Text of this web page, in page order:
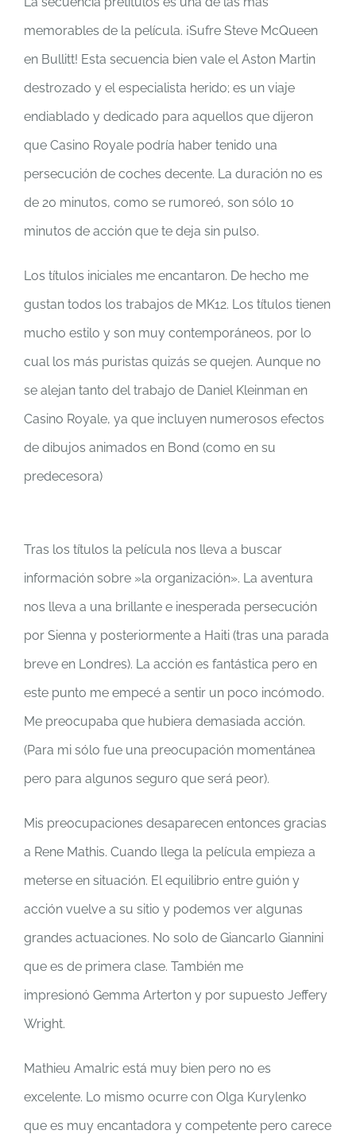
memorables de la película. ¡Sufre Steve McQueen
en Bullitt! Esta secuencia bien vale el Aston Martin
destrozado y el especialista herido; es un viaje
endiablado y dedicado para aquellos que dijeron
que Casino Royale podría haber tenido una
persecución de coches decente. La duración no es
de 20 minutos, como se rumoreó, son sólo 10
minutos de acción que te deja sin pulso.
Los títulos iniciales me encantaron. De hecho me
gustan todos los trabajos de MK12. Los títulos tienen
mucho estilo y son muy contemporáneos, por lo
cual los más puristas quizás se quejen. Aunque no
se alejan tanto del trabajo de Daniel Kleinman en
Casino Royale, ya que incluyen numerosos efectos
de dibujos animados en Bond (como en su
predecesora)
Tras los títulos la película nos lleva a buscar
información sobre »la organización». La aventura
nos lleva a una brillante e inesperada persecución
por Sienna y posteriormente a Haiti (tras una parada
breve en Londres). La acción es fantástica pero en
este punto me empecé a sentir un poco incómodo.
Me preocupaba que hubiera demasiada acción.
(Para mi sólo fue una preocupación momentánea
pero para algunos seguro que será peor).
Mis preocupaciones desaparecen entonces gracias
a Rene Mathis. Cuando llega la película empieza a
meterse en situación. El equilibrio entre guión y
acción vuelve a su sitio y podemos ver algunas
grandes actuaciones. No solo de Giancarlo Giannini
que es de primera clase. También me
impresionó Gemma Arterton y por supuesto Jeffery
Wright.
Mathieu Amalric está muy bien pero no es
excelente. Lo mismo ocurre con Olga Kurylenko
que es muy encantadora y competente pero carece